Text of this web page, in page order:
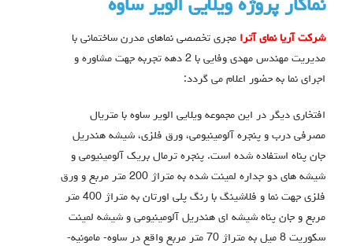
نماکار پروژه ویلایی الویر ساوه
شرکت آریا نمای آترا مجری تخصصی نماهای مدرن ساختمانی با
مدیریت مهندس مهدی وفایی با 2 دهه تجربه جهت مشاوره و
اجرای نما به حضور اعلام می گردد:
افتخاری دیگر در این مجموعه ویلایی الویر ساوه با متریال
مصرفی درب و پنجره آلومینیومی، ورق فلزی، شیشه هندریل
جان پناه استفاده شده است. پنجره ترمال بریک آلومینیومی و
شیشه های دو جداره لمینت شده به متراژ 200 متر مربع و ورق
فلزی جهت نما و فلاشینگ با رنگ پلی اورتان به متراژ 400 متر
مربع و جان پناه شیشه ای هندریل آلومینیومی و شیشه لمینت
سکوریت 8 میل به متراژ 70 متر مربع واقع در ساوه- مامونیه-